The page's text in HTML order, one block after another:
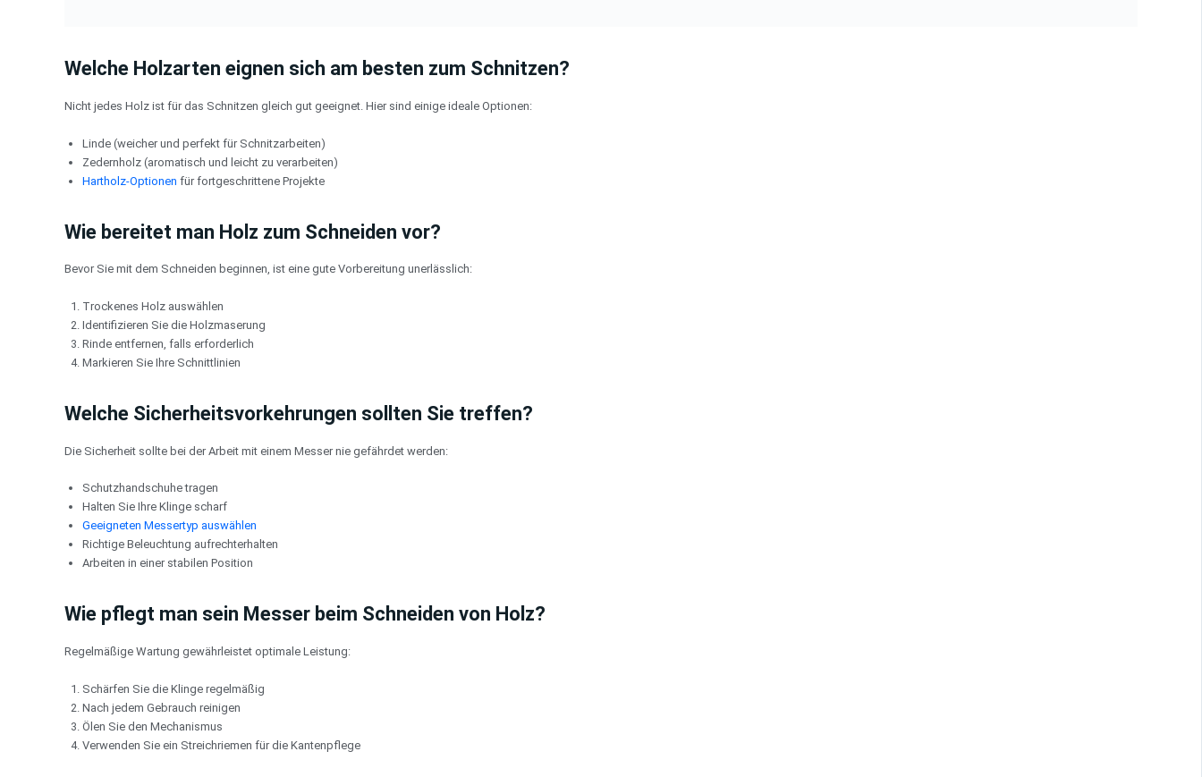
Welche Holzarten eignen sich am besten zum Schnitzen?
Nicht jedes Holz ist für das Schnitzen gleich gut geeignet. Hier sind einige ideale Optionen:
Linde (weicher und perfekt für Schnitzarbeiten)
Zedernholz (aromatisch und leicht zu verarbeiten)
Hartholz-Optionen für fortgeschrittene Projekte
Wie bereitet man Holz zum Schneiden vor?
Bevor Sie mit dem Schneiden beginnen, ist eine gute Vorbereitung unerlässlich:
Trockenes Holz auswählen
Identifizieren Sie die Holzmaserung
Rinde entfernen, falls erforderlich
Markieren Sie Ihre Schnittlinien
Welche Sicherheitsvorkehrungen sollten Sie treffen?
Die Sicherheit sollte bei der Arbeit mit einem Messer nie gefährdet werden:
Schutzhandschuhe tragen
Halten Sie Ihre Klinge scharf
Geeigneten Messertyp auswählen
Richtige Beleuchtung aufrechterhalten
Arbeiten in einer stabilen Position
Wie pflegt man sein Messer beim Schneiden von Holz?
Regelmäßige Wartung gewährleistet optimale Leistung:
Schärfen Sie die Klinge regelmäßig
Nach jedem Gebrauch reinigen
Ölen Sie den Mechanismus
Verwenden Sie ein Streichriemen für die Kantenpflege